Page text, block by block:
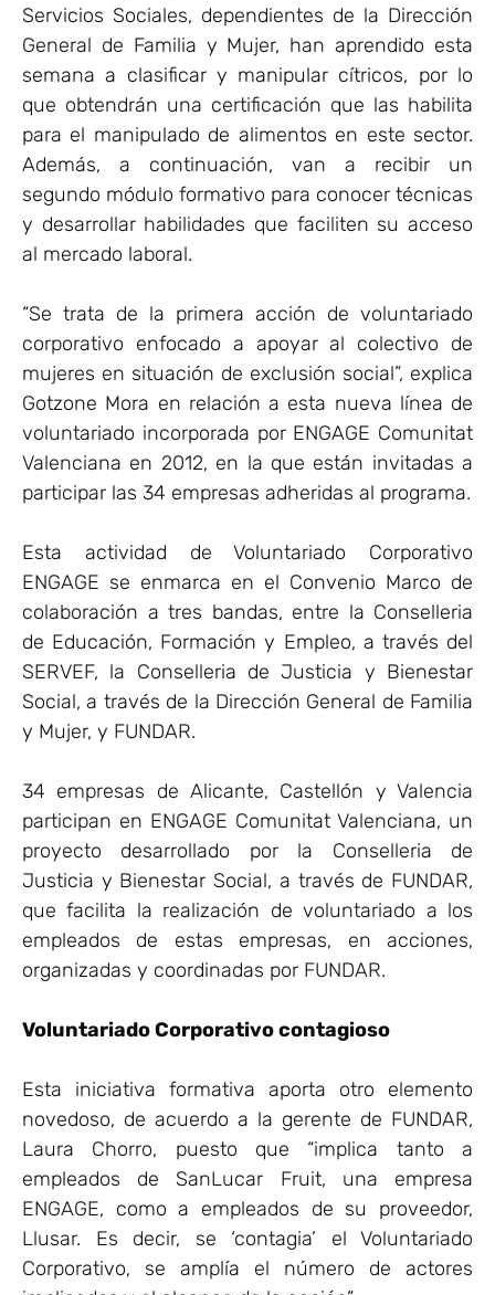
Servicios Sociales, dependientes de la Dirección
General de Familia y Mujer, han aprendido esta
semana a clasificar y manipular cítricos, por lo
que obtendrán una certificación que las habilita
para el manipulado de alimentos en este sector.
Además, a continuación, van a recibir un
segundo módulo formativo para conocer técnicas
y desarrollar habilidades que faciliten su acceso
al mercado laboral.
“Se trata de la primera acción de voluntariado
corporativo enfocado a apoyar al colectivo de
mujeres en situación de exclusión social”, explica
Gotzone Mora en relación a esta nueva línea de
voluntariado incorporada por ENGAGE Comunitat
Valenciana en 2012, en la que están invitadas a
participar las 34 empresas adheridas al programa.
Esta actividad de Voluntariado Corporativo
ENGAGE se enmarca en el Convenio Marco de
colaboración a tres bandas, entre la Conselleria
de Educación, Formación y Empleo, a través del
SERVEF, la Conselleria de Justicia y Bienestar
Social, a través de la Dirección General de Familia
y Mujer, y FUNDAR.
34 empresas de Alicante, Castellón y Valencia
participan en ENGAGE Comunitat Valenciana, un
proyecto desarrollado por la Conselleria de
Justicia y Bienestar Social, a través de FUNDAR,
que facilita la realización de voluntariado a los
empleados de estas empresas, en acciones,
organizadas y coordinadas por FUNDAR.
Voluntariado Corporativo contagioso
Esta iniciativa formativa aporta otro elemento
novedoso, de acuerdo a la gerente de FUNDAR,
Laura Chorro, puesto que “implica tanto a
empleados de SanLucar Fruit, una empresa
ENGAGE, como a empleados de su proveedor,
Llusar. Es decir, se ‘contagia’ el Voluntariado
Corporativo, se amplía el número de actores